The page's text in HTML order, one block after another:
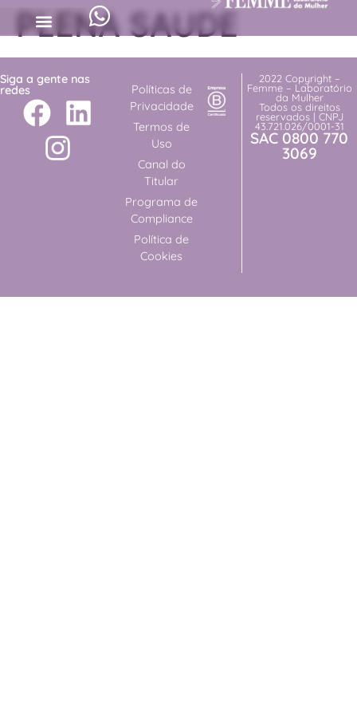
PLENA SAUDE
Siga a gente nas
redes
Políticas de
Privacidade
Termos de
Uso
Canal do
Titular
Programa de
Compliance
Política de
Cookies
2022 Copyright –
Femme – Laboratório
da Mulher
Todos os direitos
reservados | CNPJ
43.721.026/0001-31
SAC 0800 770
3069